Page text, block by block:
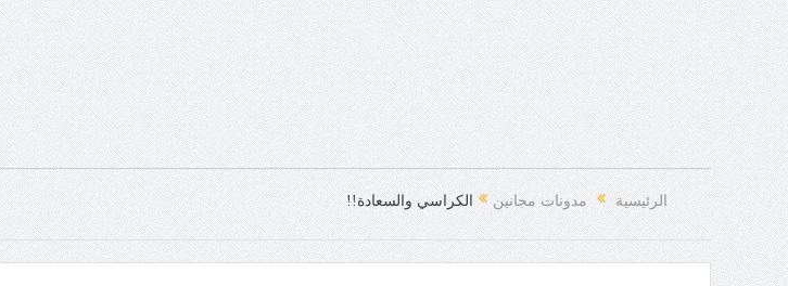
الرئيسية مدونات مجانين الكراسي والسعادة!!